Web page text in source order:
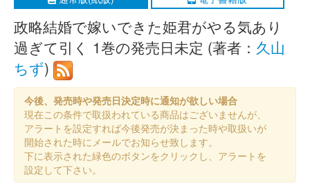
政略結婚で嫁いできた姫君がやる気あり
過ぎて引く 1巻の発売日未定 (著者： 久山
ちず)
今後、発売時や発売日決定時に通知が欲しい場合
現在この条件で取扱われている商品はございませんが、
アラートを設定すれば今後発売が決まった時や取扱いが
開始された時にメールでお知らせ致します。
下に表示された緑色のボタンをクリックし、アラートを
設定して下さい。